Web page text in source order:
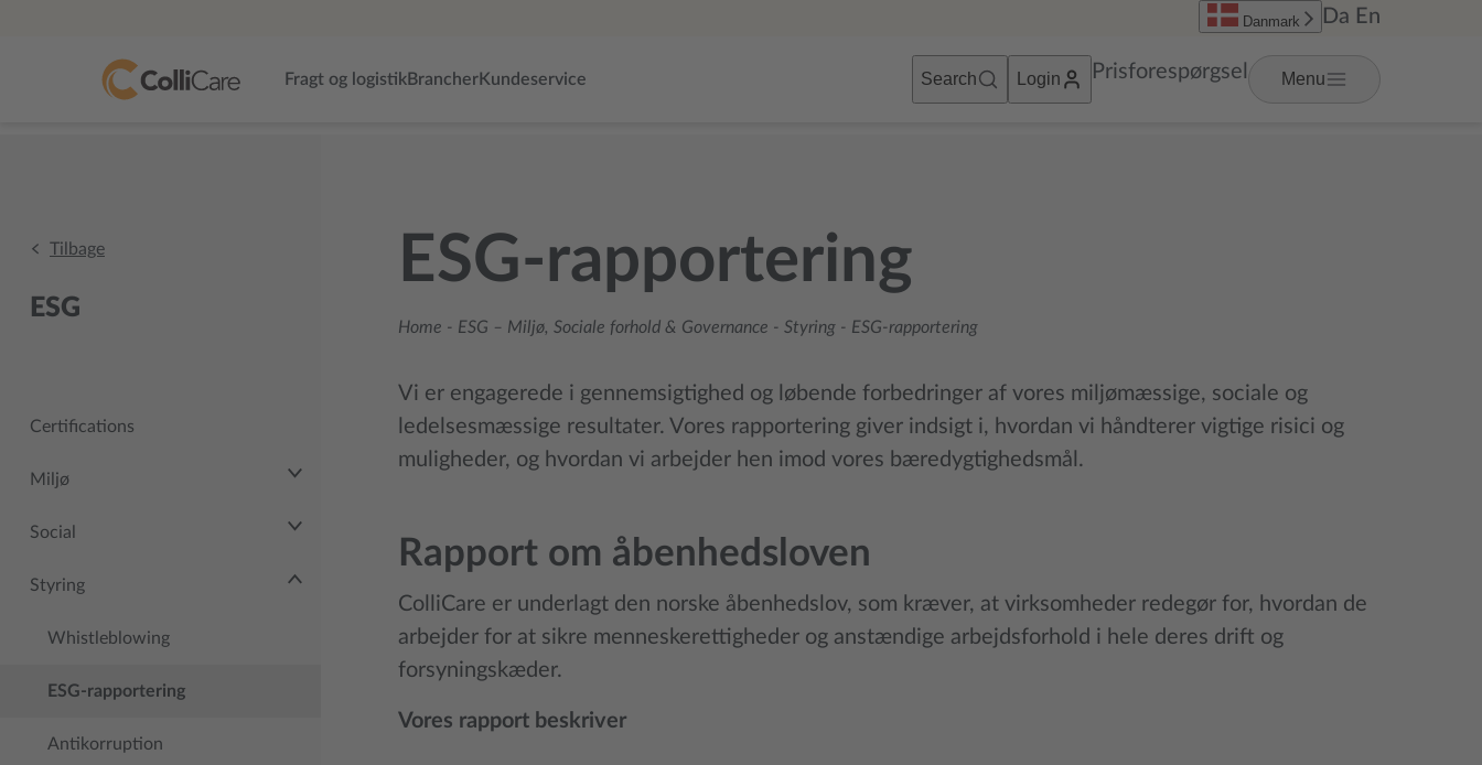
Fragt og logistikBrancherKundeservice Search Login Prisforespørgsel Menu
Danmark Da En
Tilbage
ESG
Certifications
Miljø
Social
Styring
Whistleblowing
ESG-rapportering
Antikorruption
ESG-rapportering
Home - ESG – Miljø, Sociale forhold & Governance - Styring - ESG-rapportering
Vi er engagerede i gennemsigtighed og løbende forbedringer af vores miljømæssige, sociale og
ledelsesmæssige resultater. Vores rapportering giver indsigt i, hvordan vi håndterer vigtige risici og
muligheder, og hvordan vi arbejder hen imod vores bæredygtighedsmål.
Rapport om åbenhedsloven
ColliCare er underlagt den norske åbenhedslov, som kræver, at virksomheder redegør for, hvordan de
arbejder for at sikre menneskerettigheder og anstændige arbejdsforhold i hele deres drift og
forsyningskæder.
Vores rapport beskriver